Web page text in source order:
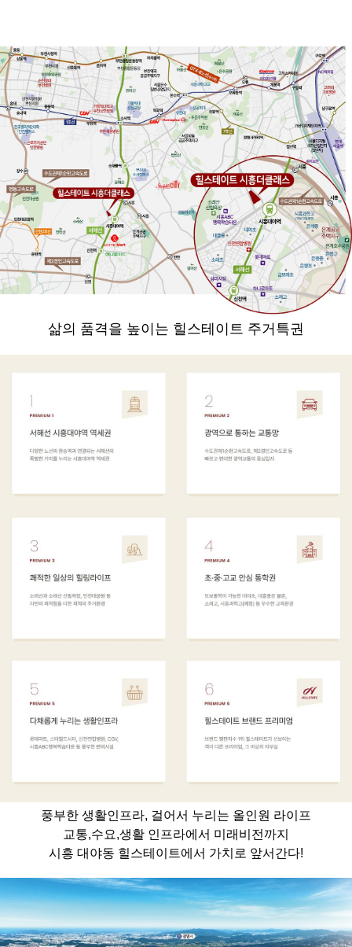
삶의 품격을 높이는 힐스테이트 주거특권
풍부한 생활인프라, 걸어서 누리는 올인원 라이프
교통,수요,생활 인프라에서 미래비전까지
시흥 대야동 힐스테이트에서 가치로 앞서간다!